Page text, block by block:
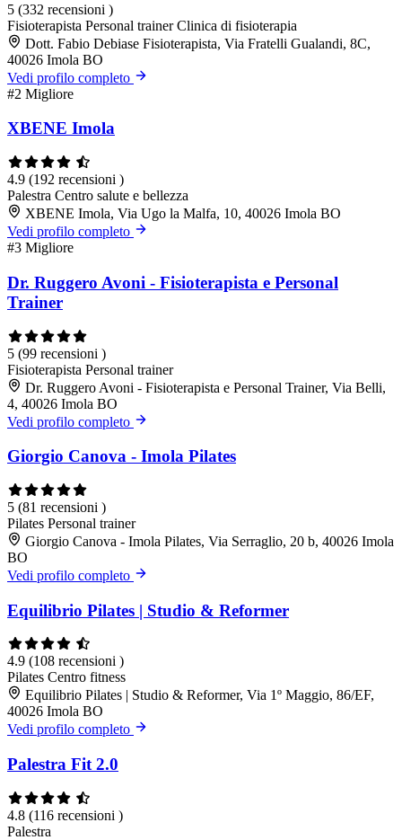
5 (332 recensioni )
Fisioterapista Personal trainerClinica di fisioterapia
Dott. Fabio Debiase Fisioterapista, Via Fratelli Gualandi, 8C,
40026 Imola BO
Vedi profilo completo
#2 Migliore
XBENE Imola
4.9 (192 recensioni )
Palestra Centro salute e bellezza
XBENE Imola, Via Ugo la Malfa, 10, 40026 Imola BO
Vedi profilo completo
#3 Migliore
Dr. Ruggero Avoni - Fisioterapista e Personal
Trainer
5 (99 recensioni )
Fisioterapista Personal trainer
Dr. Ruggero Avoni - Fisioterapista e Personal Trainer, Via Belli,
4, 40026 Imola BO
Vedi profilo completo
Giorgio Canova - Imola Pilates
5 (81 recensioni )
Pilates Personal trainer
Giorgio Canova - Imola Pilates, Via Serraglio, 20 b, 40026 Imola
BO
Vedi profilo completo
Equilibrio Pilates | Studio & Reformer
4.9 (108 recensioni )
Pilates Centro fitness
Equilibrio Pilates | Studio & Reformer, Via 1º Maggio, 86/EF,
40026 Imola BO
Vedi profilo completo
Palestra Fit 2.0
4.8 (116 recensioni )
Palestra